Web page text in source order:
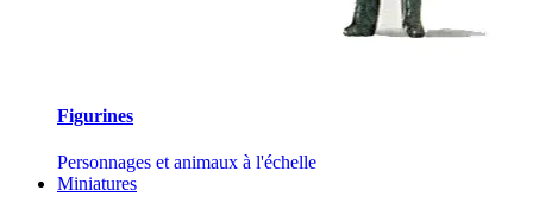
Figurines
Personnages et animaux à l'échelle
Miniatures